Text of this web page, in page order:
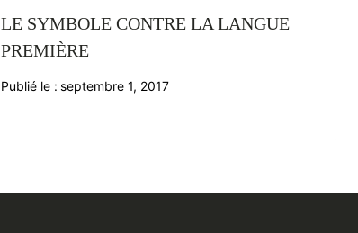
LE SYMBOLE CONTRE LA LANGUE
PREMIÈRE
Publié le : septembre 1, 2017